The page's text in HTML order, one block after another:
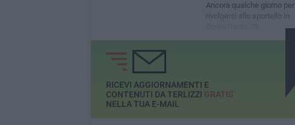
Ancora qualche giorno per
rivolgersi allo sportello in
RICEVI AGGIORNAMENTI E
CONTENUTI DA TERLIZZI GRATIS
NELLA TUA E-MAIL